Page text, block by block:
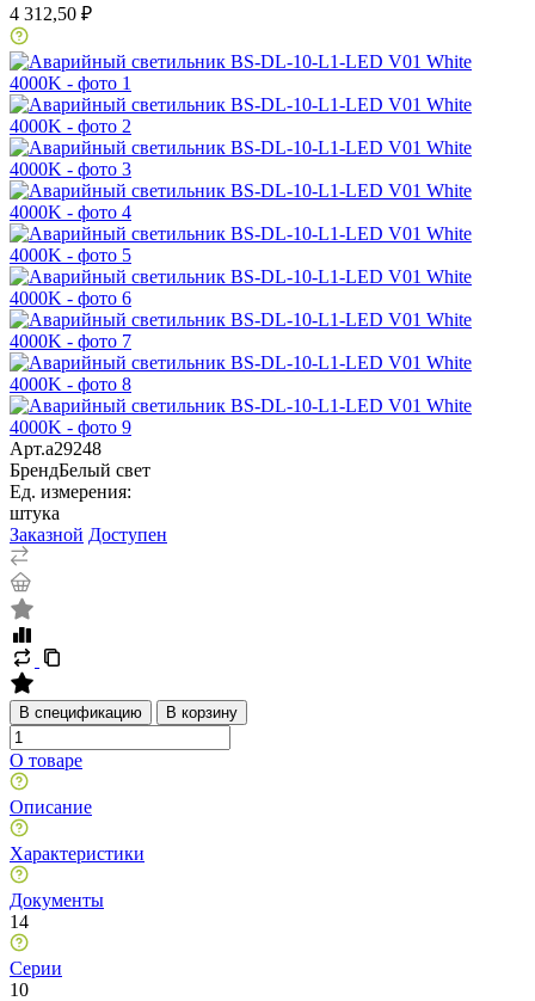
4 312,50 ₽
Арт.a29248
БрендБелый свет
Ед. измерения:
штука
Заказной Доступен
В спецификацию В корзину
О товаре
Описание
Характеристики
Документы
14
Серии
10